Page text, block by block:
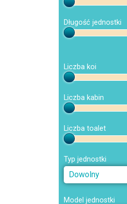
Długość jednostki
Liczba koi
Liczba kabin
Liczba toalet
Typ jednostki
Dowolny
Model jednostki